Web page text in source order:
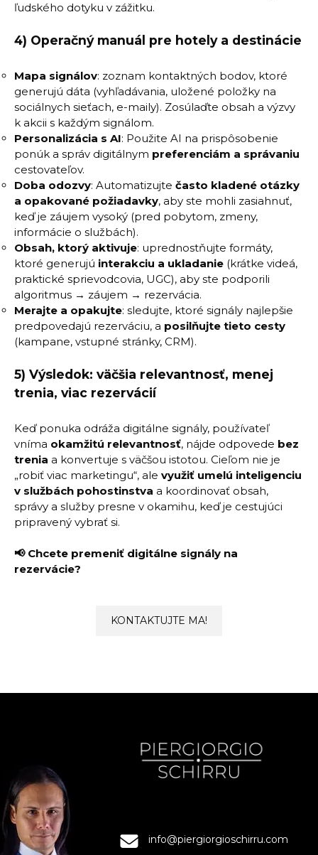
ľudského dotyku v zážitku.
4) Operačný manuál pre hotely a destinácie
Mapa signálov: zoznam kontaktných bodov, ktoré
generujú dáta (vyhľadávania, uložené položky na
sociálnych sieťach, e-maily). Zosúlaďte obsah a výzvy
k akcii s každým signálom.
Personalizácia s AI: Použite AI na prispôsobenie
ponúk a správ digitálnym preferenciám a správaniu
cestovateľov.
Doba odozvy: Automatizujte často kladené otázky
a opakované požiadavky, aby ste mohli zasiahnuť,
keď je záujem vysoký (pred pobytom, zmeny,
informácie o službách).
Obsah, ktorý aktivuje: uprednostňujte formáty,
ktoré generujú interakciu a ukladanie (krátke videá,
praktické sprievodcovia, UGC), aby ste podporili
algoritmus → záujem → rezervácia.
Merajte a opakujte: sledujte, ktoré signály najlepšie
predpovedajú rezerváciu, a posilňujte tieto cesty
(kampane, vstupné stránky, CRM).
5) Výsledok: väčšia relevantnosť, menej
trenia, viac rezervácií
Keď ponuka odráža digitálne signály, používateľ
vníma okamžitú relevantnosť, nájde odpovede bez
trenia a konvertuje s väčšou istotou. Cieľom nie je
„robiť viac marketingu“, ale využiť umelú inteligenciu
v službách pohostinstva a koordinovať obsah,
správy a služby presne v okamihu, keď je cestujúci
pripravený vybrať si.
📢 Chcete premeniť digitálne signály na
rezervácie?
KONTAKTUJTE MA!
info@piergiorgioschirru.com